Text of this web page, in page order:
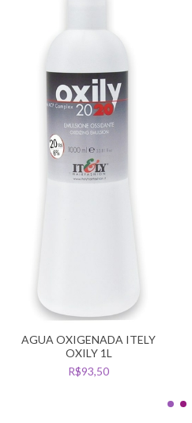
AGUA OXIGENADA ITELY
OXILY 1L
R$93,50